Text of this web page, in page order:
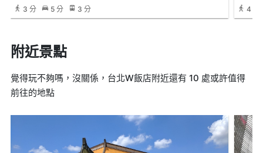
3 分 5 分 3 分 4 分
附近景點
覺得玩不夠嗎，沒關係，台北W飯店附近還有 10 處或許值得
前往的地點